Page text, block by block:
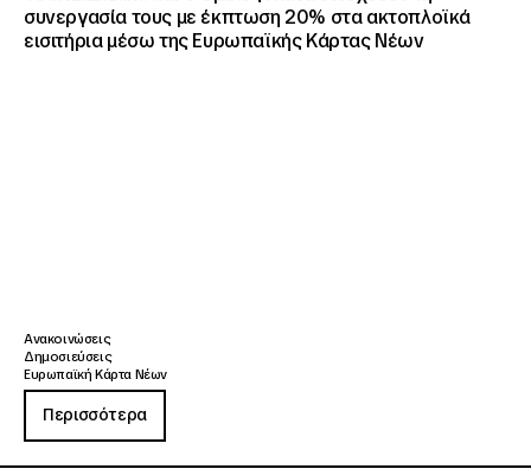
συνεργασία τους με έκπτωση 20% στα ακτοπλοϊκά
εισιτήρια μέσω της Ευρωπαϊκής Κάρτας Νέων
Ανακοινώσεις
Δημοσιεύσεις
Ευρωπαϊκή Κάρτα Νέων
Περισσότερα